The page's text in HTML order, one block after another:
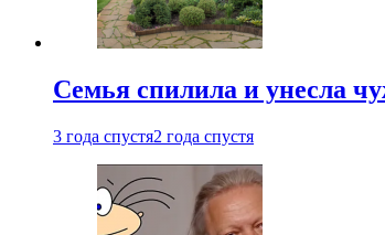
Семья спилила и унесла
3 года спустя2 года спустя